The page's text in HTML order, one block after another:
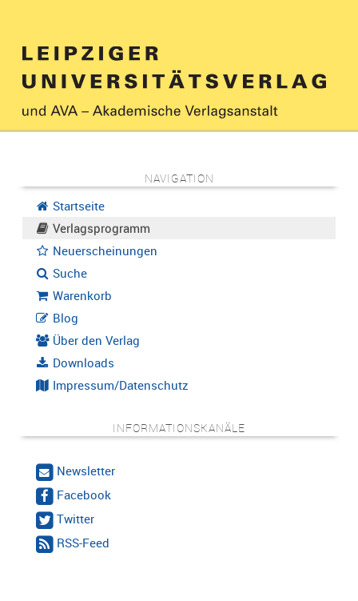
NAVIGATION
Startseite
Verlagsprogramm
Neuerscheinungen
Suche
Warenkorb
Blog
Über den Verlag
Downloads
Impressum/Datenschutz
INFORMATIONSKANÄLE
Newsletter
Facebook
Twitter
RSS-Feed